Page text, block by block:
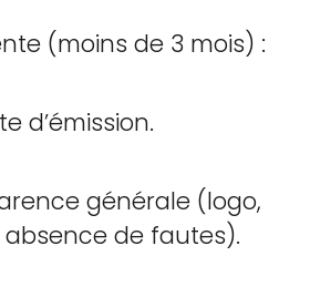
(moins de 3 mois) :
d’émission.
générale (logo,
de fautes).